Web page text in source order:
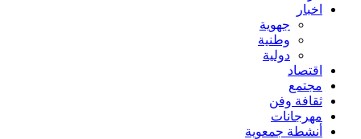
اخبار
جهوية
وطنية
دولية
اقتصاد
مجتمع
ثقافة وفن
مهرجانات
أنشطة جمعوية